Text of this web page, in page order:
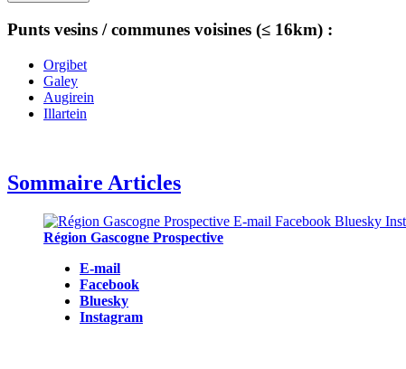
Punts vesins / communes voisines (≤ 16km) :
Orgibet
Galey
Augirein
Illartein
Sommaire Articles
Région Gascogne Prospective
E-mail
Facebook
Bluesky
Instagram